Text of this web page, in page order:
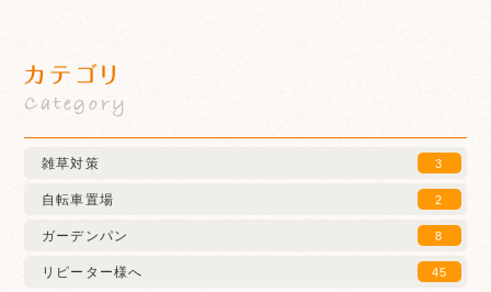
カテゴリ
Category
雑草対策 3
自転車置場 2
ガーデンパン 8
リピーター様へ 45